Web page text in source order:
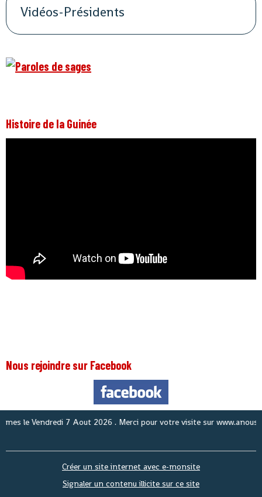
Vidéos-Présidents
Histoire de la Guinée
Nous rejoindre sur Facebook
leVendredi 7 Aout 2026 . Merci pour votre visite sur
Créer un site internet avec e-monsite
Signaler un contenu illicite sur ce site